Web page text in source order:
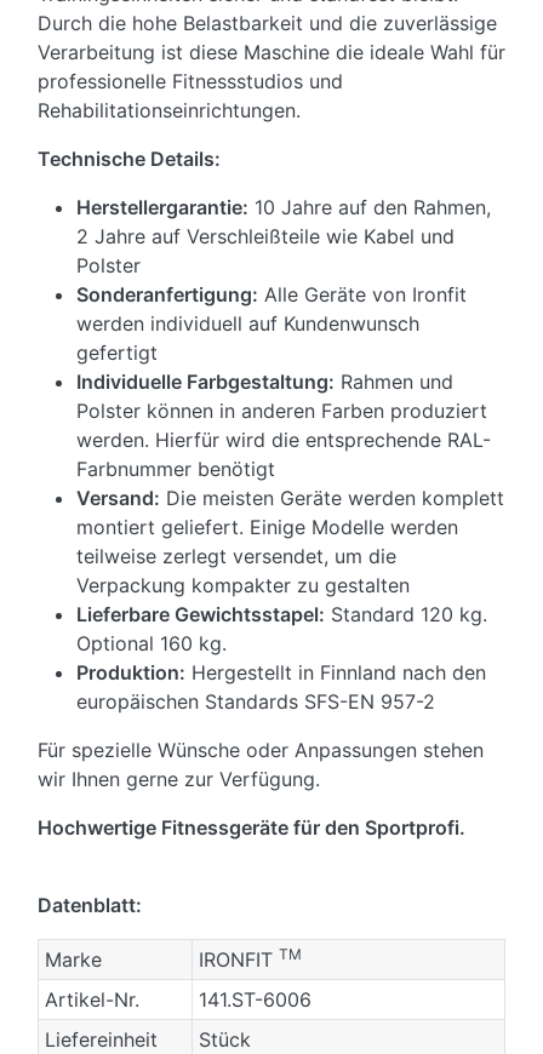
Durch die hohe Belastbarkeit und die zuverlässige
Verarbeitung ist diese Maschine die ideale Wahl für
professionelle Fitnessstudios und
Rehabilitationseinrichtungen.
Technische Details:
Herstellergarantie: 10 Jahre auf den Rahmen,
2 Jahre auf Verschleißteile wie Kabel und
Polster
Sonderanfertigung: Alle Geräte von Ironfit
werden individuell auf Kundenwunsch
gefertigt
Individuelle Farbgestaltung: Rahmen und
Polster können in anderen Farben produziert
werden. Hierfür wird die entsprechende RAL-
Farbnummer benötigt
Versand: Die meisten Geräte werden komplett
montiert geliefert. Einige Modelle werden
teilweise zerlegt versendet, um die
Verpackung kompakter zu gestalten
Lieferbare Gewichtsstapel: Standard 120 kg.
Optional 160 kg.
Produktion: Hergestellt in Finnland nach den
europäischen Standards SFS-EN 957-2
Für spezielle Wünsche oder Anpassungen stehen
wir Ihnen gerne zur Verfügung.
Hochwertige Fitnessgeräte für den Sportprofi.
Datenblatt:
Marke IRONFIT TM
Artikel-Nr.
141.ST-6006
Liefereinheit
Stück